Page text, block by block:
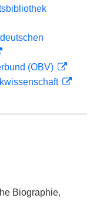
(OBV)
Biographie,